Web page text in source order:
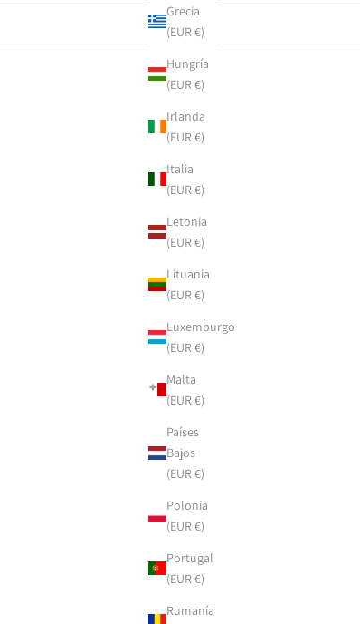
Grecia
(EUR €)
Hungría
(EUR €)
Irlanda
(EUR €)
Italia
(EUR €)
Letonia
(EUR €)
Lituania
(EUR €)
Luxemburgo
(EUR €)
Malta
(EUR €)
Países
Bajos
(EUR €)
Polonia
(EUR €)
Portugal
(EUR €)
Rumanía